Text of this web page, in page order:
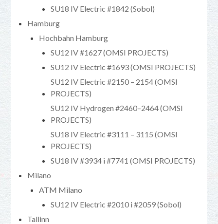
SU18 IV Electric #1842 (Sobol)
Hamburg
Hochbahn Hamburg
SU12 IV #1627 (OMSI PROJECTS)
SU12 IV Electric #1693 (OMSI PROJECTS)
SU12 IV Electric #2150 – 2154 (OMSI
PROJECTS)
SU12 IV Hydrogen #2460–2464 (OMSI
PROJECTS)
SU18 IV Electric #3111 – 3115 (OMSI
PROJECTS)
SU18 IV #3934 i #7741 (OMSI PROJECTS)
Milano
ATM Milano
SU12 IV Electric #2010 i #2059 (Sobol)
Tallinn